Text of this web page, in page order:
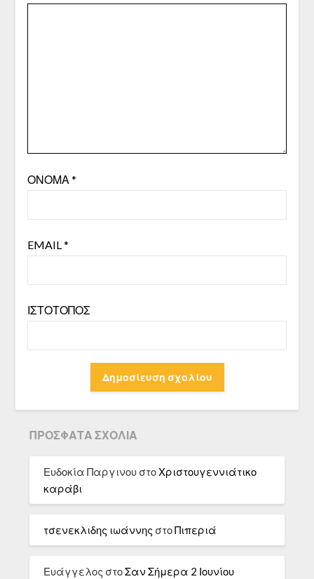
ΌΝΟΜΑ *
EMAIL *
ΙΣΤΌΤΟΠΟΣ
ΠΡΌΣΦΑΤΑ ΣΧΌΛΙΑ
Ευδοκία Παργινου στοΧριστουγεννιάτικο
καράβι
τσενεκλιδης ιωάννης στοΠιπεριά
Ευάγγελος στοΣαν Σήμερα 2 Ιουνίου